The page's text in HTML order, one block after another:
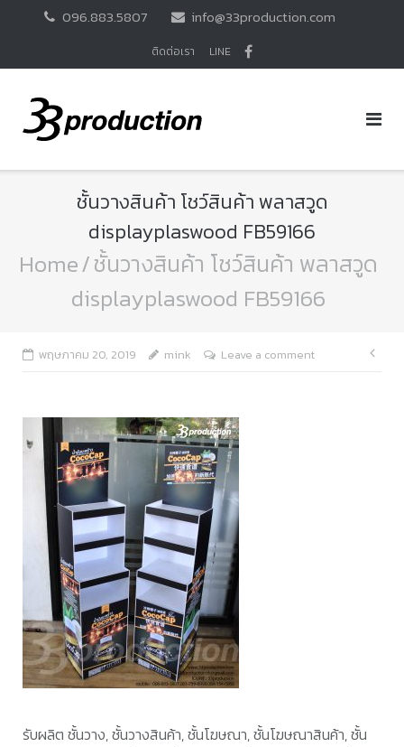
096.883.5807 info@33production.com
ติดต่อเรา LINE
ชั้นวางสินค้า โชว์สินค้า พลาสวูด
displayplaswood FB59166
Home/ชั้นวางสินค้า โชว์สินค้า พลาสวูด
displayplaswood FB59166
พฤษภาคม 20, 2019 mink Leave a comment
แน
รับผลิต ชั้นวาง, ชั้นวางสินค้า, ชั้นโฆษณา, ชั้นโฆษณาสินค้า, ชั้น